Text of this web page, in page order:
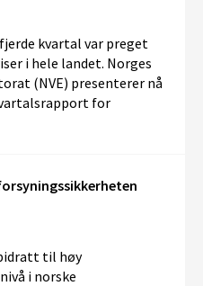
kvartal var preget
i hele landet. Norges
(NVE) presenterer nå
for
til høy
i norske